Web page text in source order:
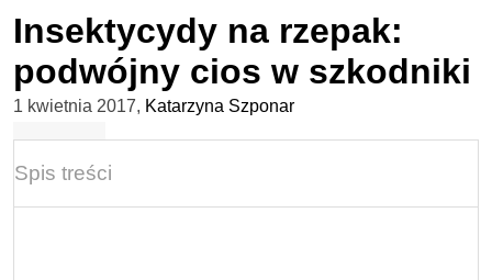
Insektycydy na rzepak:
podwójny cios w szkodniki
1 kwietnia 2017, Katarzyna Szponar
Spis treści